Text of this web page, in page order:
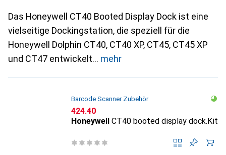
Das Honeywell CT40 Booted Display Dock ist eine
vielseitige Dockingstation, die speziell für die
Honeywell Dolphin CT40, CT40 XP, CT45, CT45 XP
und CT47 entwickelt
mehr
Barcode Scanner Zubehör
CHF
424.40
Honeywell CT40 booted display dock.Kit